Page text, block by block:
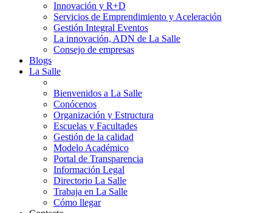
Innovación y R+D
Servicios de Emprendimiento y Aceleración
Gestión Integral Eventos
La innovación, ADN de La Salle
Consejo de empresas
Blogs
La Salle
Bienvenidos a La Salle
Conócenos
Organización y Estructura
Escuelas y Facultades
Gestión de la calidad
Modelo Académico
Portal de Transparencia
Información Legal
Directorio La Salle
Trabaja en La Salle
Cómo llegar